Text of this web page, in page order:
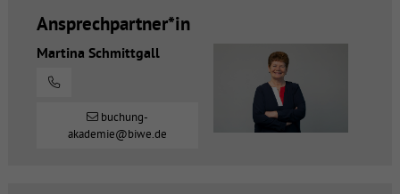
Ansprechpartner*in
Martina Schmittgall
buchung-
akademie@biwe.de